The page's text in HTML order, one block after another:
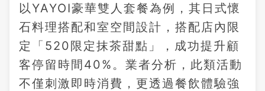
以YAYOI豪華雙人套餐為例，其日式懷
石料理搭配和室空間設計，搭配店內限
定「520限定抹茶甜點」，成功提升顧
客停留時間40%。業者分析，此類活動
不僅刺激即時消費，更透過餐飲體驗強